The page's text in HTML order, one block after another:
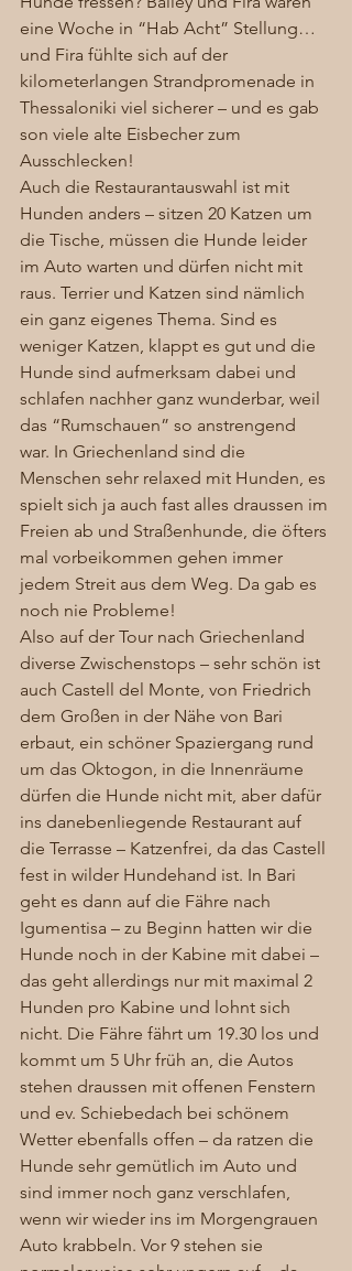
eine Woche in “Hab Acht” Stellung…
und Fira fühlte sich auf der
kilometerlangen Strandpromenade in
Thessaloniki viel sicherer – und es gab
son viele alte Eisbecher zum
Ausschlecken!
Auch die Restaurantauswahl ist mit
Hunden anders – sitzen 20 Katzen um
die Tische, müssen die Hunde leider
im Auto warten und dürfen nicht mit
raus. Terrier und Katzen sind nämlich
ein ganz eigenes Thema. Sind es
weniger Katzen, klappt es gut und die
Hunde sind aufmerksam dabei und
schlafen nachher ganz wunderbar, weil
das “Rumschauen” so anstrengend
war. In Griechenland sind die
Menschen sehr relaxed mit Hunden, es
spielt sich ja auch fast alles draussen im
Freien ab und Straßenhunde, die öfters
mal vorbeikommen gehen immer
jedem Streit aus dem Weg. Da gab es
noch nie Probleme!
Also auf der Tour nach Griechenland
diverse Zwischenstops – sehr schön ist
auch Castell del Monte, von Friedrich
dem Großen in der Nähe von Bari
erbaut, ein schöner Spaziergang rund
um das Oktogon, in die Innenräume
dürfen die Hunde nicht mit, aber dafür
ins danebenliegende Restaurant auf
die Terrasse – Katzenfrei, da das Castell
fest in wilder Hundehand ist. In Bari
geht es dann auf die Fähre nach
Igumentisa – zu Beginn hatten wir die
Hunde noch in der Kabine mit dabei –
das geht allerdings nur mit maximal 2
Hunden pro Kabine und lohnt sich
nicht. Die Fähre fährt um 19.30 los und
kommt um 5 Uhr früh an, die Autos
stehen draussen mit offenen Fenstern
und ev. Schiebedach bei schönem
Wetter ebenfalls offen – da ratzen die
Hunde sehr gemütlich im Auto und
sind immer noch ganz verschlafen,
wenn wir wieder ins im Morgengrauen
Auto krabbeln. Vor 9 stehen sie